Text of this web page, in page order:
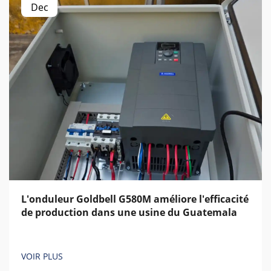
Dec
L'onduleur Goldbell G580M améliore l'efficacité
de production dans une usine du Guatemala
VOIR PLUS